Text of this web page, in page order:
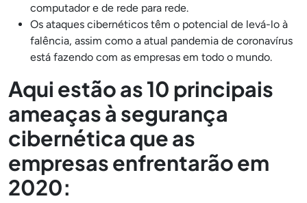
computador e de rede para rede.
Os ataques cibernéticos têm o potencial de levá-lo à
falência, assim como a atual pandemia de coronavírus
está fazendo com as empresas em todo o mundo.
Aqui estão as 10 principais
ameaças à segurança
cibernética que as
empresas enfrentarão em
2020: